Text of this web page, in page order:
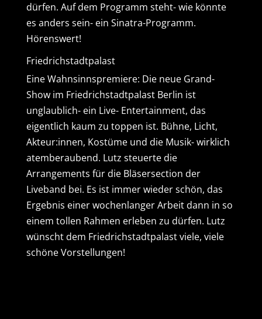
dürfen. Auf dem Programm steht- wie könnte
es anders sein- ein Sinatra-Programm.
Hörenswert!
Friedrichstadtpalast
Eine Wahnsinnspremiere: Die neue Grand-
Show im Friedrichstadtpalast Berlin ist
unglaublich- ein Live- Entertainment, das
eigentlich kaum zu toppen ist. Bühne, Licht,
Akteur:innen, Kostüme und die Musik- wirklich
atemberaubend. Lutz steuerte die
Arrangements für die Bläsersection der
Liveband bei. Es ist immer wieder schön, das
Ergebnis einer wochenlanger Arbeit dann in so
einem tollen Rahmen erleben zu dürfen. Lutz
wünscht dem Friedrichstadtpalast viele, viele
schöne Vorstellungen!